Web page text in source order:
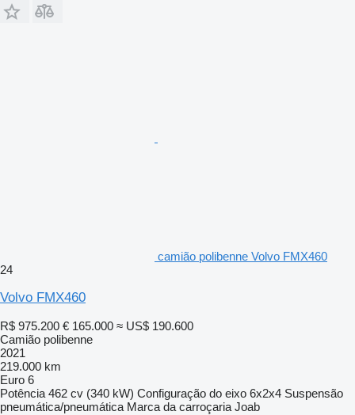
camião polibenne Volvo FMX460
24
Volvo FMX460
R$ 975.200 € 165.000 ≈ US$ 190.600
Camião polibenne
2021
219.000 km
Euro 6
Potência 462 cv (340 kW) Configuração do eixo 6x2x4 Suspensão
pneumática/pneumática Marca da carroçaria Joab